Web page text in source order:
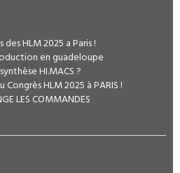
HLM 2025 a Paris !
en guadeloupe
HI.MACS ?
HLM 2025 à PARIS !
LES COMMANDES